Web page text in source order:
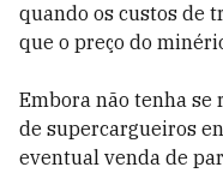
quando os custos de
que o preço do
Embora não tenha
de supercargueiros
eventual venda de